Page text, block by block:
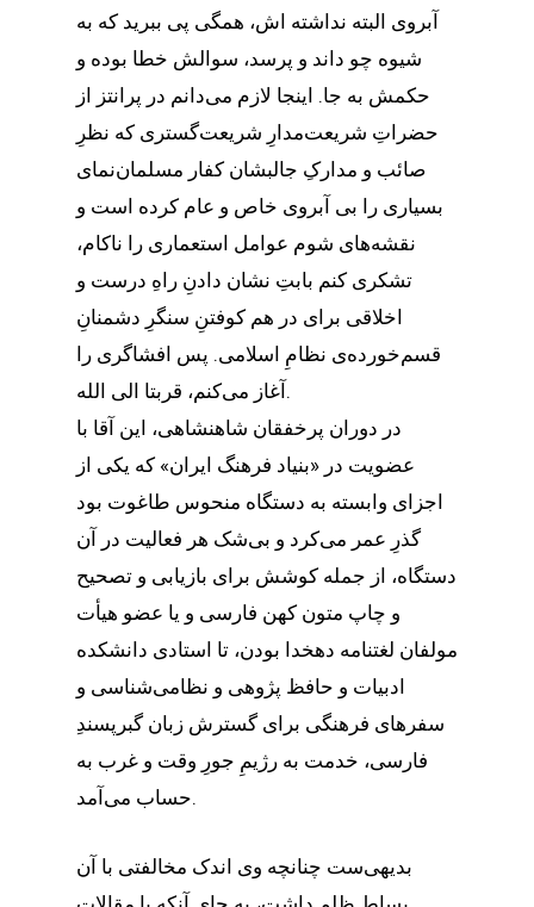
آبروی البته نداشته اش، همگی پی ببرید که به
شیوه چو داند و پرسد، سوالش خطا بوده و
حکمش به جا. اینجا لازم می‌دانم در پرانتز از
حضراتِ شریعت‌مدارِ شریعت‌گستری که نظرِ
صائب و مدارکِ جالبشان کفار مسلمان‌نمای
بسیاری را بی آبروی خاص و عام کرده است و
نقشه‌های شوم عوامل استعماری را ناکام،
تشکری کنم بابتِ نشان دادنِ راهِ درست و
اخلاقی برای در هم کوفتنِ سنگرِ دشمنانِ
قسم‌خورده‌ی نظامِ اسلامی. پس افشاگری را
آغاز می‌کنم، قربتا الی الله.
در دوران پرخفقان شاهنشاهی، این آقا با
عضویت در «بنیاد فرهنگ ایران» که یکی از
اجزای وابسته به دستگاه منحوس طاغوت بود
گذرِ عمر می‌کرد و بی‌شک هر فعالیت در آن
دستگاه، از جمله کوشش برای بازیابی و تصحیح
و چاپ متون کهن فارسی و یا عضو هیأت
مولفان لغتنامه دهخدا بودن، تا استادی دانشکده
ادبیات و حافظ پژوهی و نظامی‌شناسی و‌
سفرهای فرهنگی برای گسترش زبان گبرپسندِ
فارسی، خدمت به رژیمِ جورِ وقت و غرب به
حساب می‌آمد.
بدیهی‌ست چنانچه وی اندک مخالفتی با آن